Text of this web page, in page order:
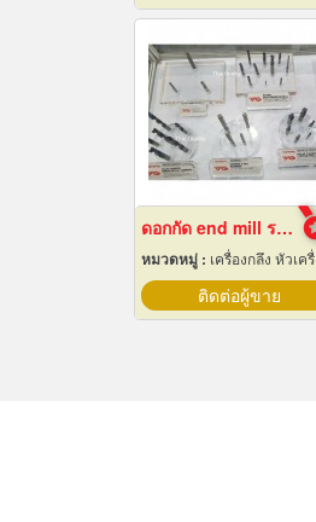
ดอกกัด end mill ราคาส่ง
หมวดหมู่ : เครื่องกลึง หัวเครื่องและอุปกรณ์
ติดต่อผู้ขาย